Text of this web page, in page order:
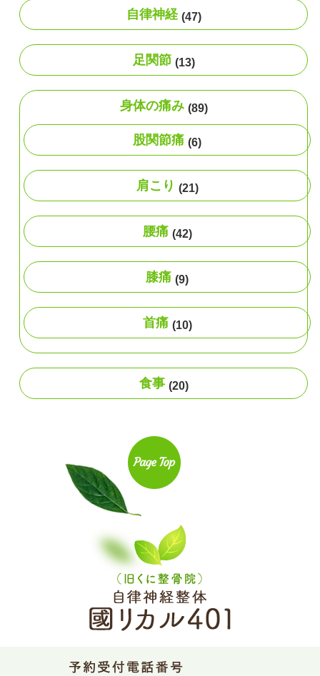
自律神経 (47)
足関節 (13)
身体の痛み (89)
股関節痛 (6)
肩こり (21)
腰痛 (42)
膝痛 (9)
首痛 (10)
食事 (20)